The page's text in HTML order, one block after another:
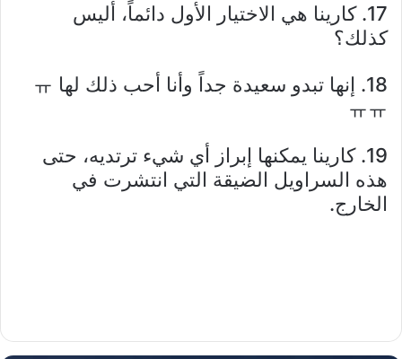
17. كارينا هي الاختيار الأول دائماً، أليس
كذلك؟
18. إنها تبدو سعيدة جداً وأنا أحب ذلك لها ㅠ
ㅠㅠ
19. كارينا يمكنها إبراز أي شيء ترتديه، حتى
هذه السراويل الضيقة التي انتشرت في
الخارج.